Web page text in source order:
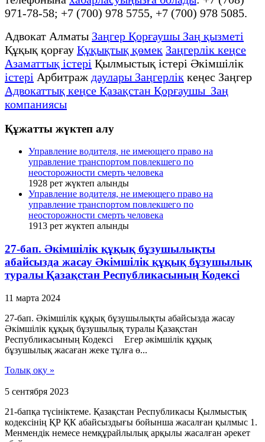
971-78-58; +7 (700) 978 5755, +7 (700) 978 5085.
Адвокат Алматы Заңгер Қорғаушы Заң қызметі
Құқық қорғау Құқықтық қөмек Заңгерлік кеңсе
Азаматтық істері Қылмыстық істері Әкімшілік
істері Арбитраж даулары Заңгерлік кеңес Заңгер
Адвокаттық кеңсе Қазақстан Қорғаушы Заң
компаниясы
Құжатты жүктеп алу
Управление водителя, не имеющего право на
управление транспортом повлекшего по
неосторожности смерть человека
1928 рет жүктеп алынды
Управление водителя, не имеющего право на
управление транспортом повлекшего по
неосторожности смерть человека
1913 рет жүктеп алынды
27-бап. Әкiмшiлiк құқық бұзушылықты
абайсызда жасау Әкімшілік құқық бұзушылық
туралы Қазақстан Республикасының Кодексі
11 марта 2024
27-бап. Әкiмшiлiк құқық бұзушылықты абайсызда жасау
Әкімшілік құқық бұзушылық туралы Қазақстан
Республикасының Кодексі Егер әкiмшiлiк құқық
бұзушылық жасаған жеке тұлға ө...
Толық оқу »
5 сентября 2023
21-бапқа түсініктеме. Қазақстан Республикасы Қылмыстық
кодексінің ҚР ҚК абайсыздығы бойынша жасалған қылмыс 1.
Менмендік немесе немқұрайлылық арқылы жасалған әрекет